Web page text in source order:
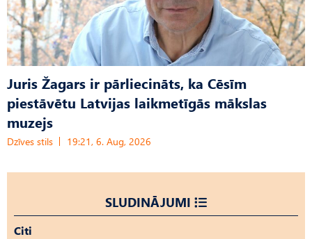
Juris Žagars ir pārliecināts, ka Cēsīm
piestāvētu Latvijas laikmetīgās mākslas
muzejs
Dzīves stils 19:21, 6. Aug, 2026
SLUDINĀJUMI
Citi